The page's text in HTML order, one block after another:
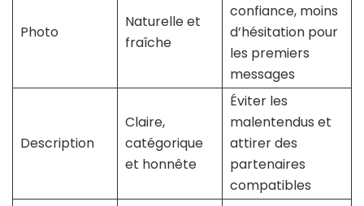
Photo
Naturelle et
fraîche
confiance, moins
d’hésitation pour
les premiers
messages
Description
Claire,
catégorique
et honnête
Éviter les
malentendus et
attirer des
partenaires
compatibles